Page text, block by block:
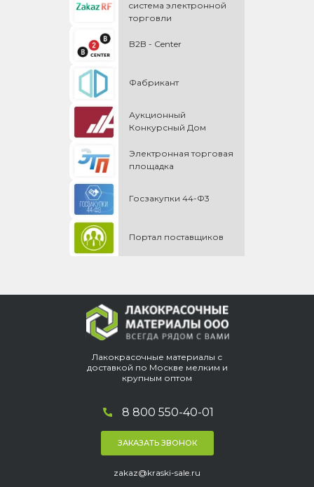
cистема электронной
торговли
B2B - Center
Фабрикант
Аукционный
Конкурсный Дом
Электронная торговая
площадка
Госзакупки 44-Ф3
Портал поставщиков
Лакокрасочные материалы с
доставкой по Москве мелким и
крупным оптом
8 800 550-40-01
ЗАКАЗАТЬ ЗВОНОК
zakaz@kraski-sale.ru